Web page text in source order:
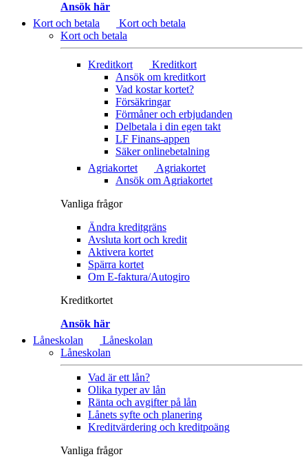
Ansök här
Kort och betala
Kort och betala
Kort och betala
Kreditkort
Kreditkort
Ansök om kreditkort
Vad kostar kortet?
Försäkringar
Förmåner och erbjudanden
Delbetala i din egen takt
LF Finans-appen
Säker onlinebetalning
Agriakortet
Agriakortet
Ansök om Agriakortet
Vanliga frågor
Ändra kreditgräns
Avsluta kort och kredit
Aktivera kortet
Spärra kortet
Om E-faktura/Autogiro
Kreditkortet
Ansök här
Låneskolan
Låneskolan
Låneskolan
Vad är ett lån?
Olika typer av lån
Ränta och avgifter på lån
Lånets syfte och planering
Kreditvärdering och kreditpoäng
Vanliga frågor